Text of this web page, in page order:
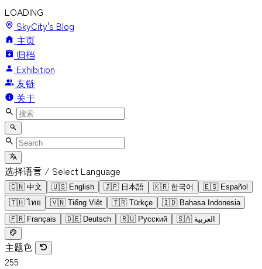
LOADING
SkyCity's Blog
主页
归档
Exhibition
友链
关于
选择语言 / Select Language
🇨🇳 中文 🇺🇸 English 🇯🇵 日本語 🇰🇷 한국어 🇪🇸 Español
🇹🇭 ไทย 🇻🇳 Tiếng Việt 🇹🇷 Türkçe 🇮🇩 Bahasa Indonesia
🇫🇷 Français 🇩🇪 Deutsch 🇷🇺 Русский 🇸🇦 العربية
主题色
255